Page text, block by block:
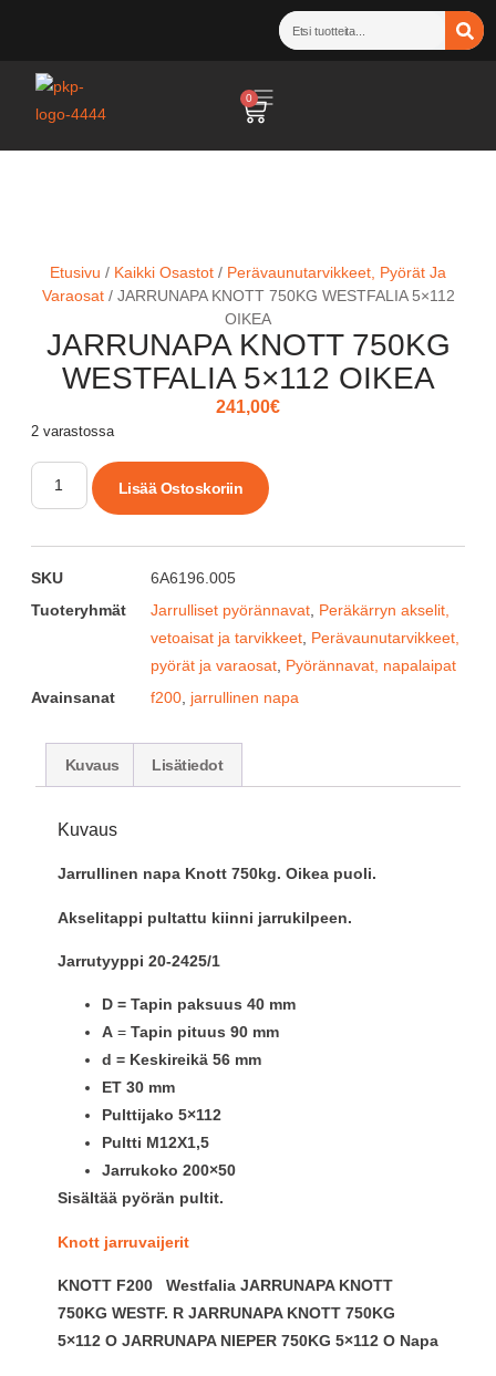
0
Etusivu / Kaikki Osastot / Perävaunutarvikkeet, Pyörät Ja
Varaosat/ JARRUNAPA KNOTT 750KG WESTFALIA 5×112
OIKEA
JARRUNAPA KNOTT 750KG
WESTFALIA 5×112 OIKEA
241,00€
2 varastossa
Lisää Ostoskoriin
SKU
6A6196.005
Tuoteryhmät
Jarrulliset pyörännavat Peräkärryn akselit,
vetoaisat ja tarvikkeet Perävaunutarvikkeet,
pyörät ja varaosat Pyörännavat, napalaipat
Avainsanat
f200 jarrullinen napa
Kuvaus Lisätiedot
Kuvaus
Jarrullinen napa Knott 750kg. Oikea puoli.
Akselitappi pultattu kiinni jarrukilpeen.
Jarrutyyppi 20-2425/1
D = Tapin paksuus 40 mm
A = Tapin pituus 90 mm
d = Keskireikä 56 mm
ET 30 mm
Pulttijako 5×112
Pultti M12X1,5
Jarrukoko 200×50
Sisältää pyörän pultit.
Knott jarruvaijerit
KNOTT F200 Westfalia JARRUNAPA KNOTT
750KG WESTF. R JARRUNAPA KNOTT 750KG
5×112 O JARRUNAPA NIEPER 750KG 5×112 O Napa